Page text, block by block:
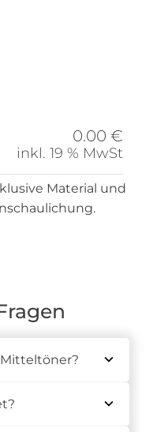
0.00 €
inkl. 19 % MwSt
Material und